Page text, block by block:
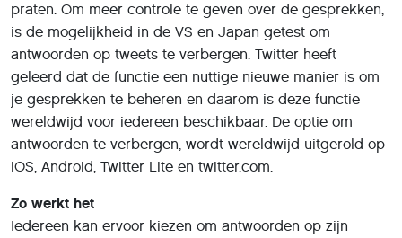
praten. Om meer controle te geven over de gesprekken,
is de mogelijkheid in de VS en Japan getest om
antwoorden op tweets te verbergen. Twitter heeft
geleerd dat de functie een nuttige nieuwe manier is om
je gesprekken te beheren en daarom is deze functie
wereldwijd voor iedereen beschikbaar. De optie om
antwoorden te verbergen, wordt wereldwijd uitgerold op
iOS, Android, Twitter Lite en twitter.com.
Zo werkt het
Iedereen kan ervoor kiezen om antwoorden op zijn